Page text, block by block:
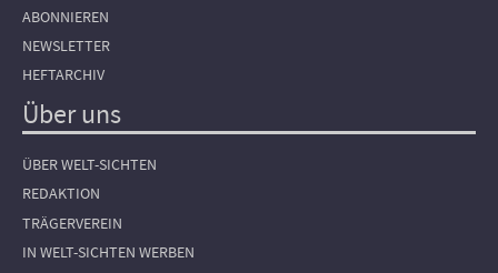
ABONNIEREN
NEWSLETTER
HEFTARCHIV
Über uns
ÜBER WELT-SICHTEN
REDAKTION
TRÄGERVEREIN
IN WELT-SICHTEN WERBEN